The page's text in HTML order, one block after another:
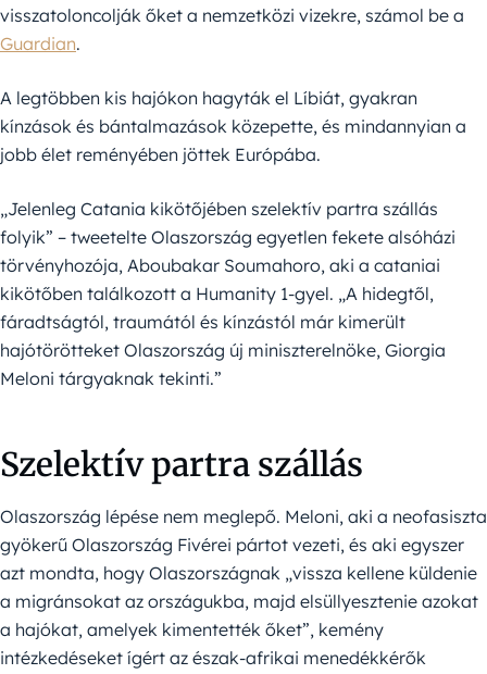
visszatoloncolják őket a nemzetközi vizekre, számol be a
Guardian.
A legtöbben kis hajókon hagyták el Líbiát, gyakran
kínzások és bántalmazások közepette, és mindannyian a
jobb élet reményében jöttek Európába.
„Jelenleg Catania kikötőjében szelektív partra szállás
folyik” – tweetelte Olaszország egyetlen fekete alsóházi
törvényhozója, Aboubakar Soumahoro, aki a cataniai
kikötőben találkozott a Humanity 1-gyel. „A hidegtől,
fáradtságtól, traumától és kínzástól már kimerült
hajótörötteket Olaszország új miniszterelnöke, Giorgia
Meloni tárgyaknak tekinti.”
Szelektív partra szállás
Olaszország lépése nem meglepő. Meloni, aki a neofasiszta
gyökerű Olaszország Fivérei pártot vezeti, és aki egyszer
azt mondta, hogy Olaszországnak „vissza kellene küldenie
a migránsokat az országukba, majd elsüllyesztenie azokat
a hajókat, amelyek kimentették őket”, kemény
intézkedéseket ígért az észak-afrikai menedékkérők